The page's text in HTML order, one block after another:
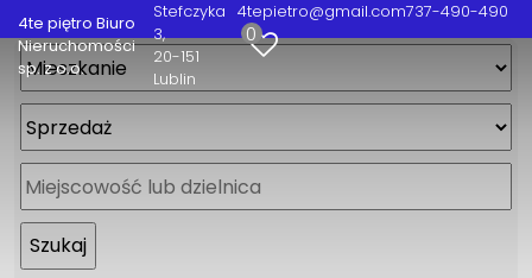
4te piętro Biuro
Nieruchomości
sp. z o.o.
Stefczyka
3
20-151
Lublin
4tepietro@gmail.com737-490-490
0